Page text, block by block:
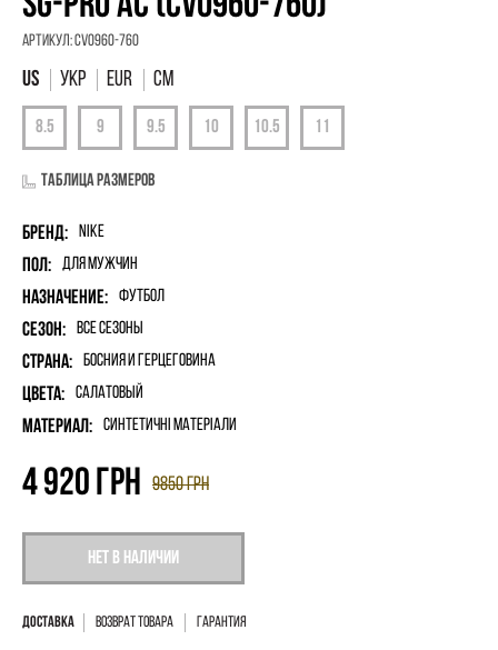
Артикул:CV0960-760
УКР EUR См
Таблица размеров
Бренд: Nike
Пол: для мужчин
Назначение: Футбол
Сезон: Все сезоны
Страна: Босния и Герцеговина
Цвета: Салатовый
Материал: синтетичні матеріали
Нет в наличии
9850грн
4 920 грн
Возврат товара Гарантия